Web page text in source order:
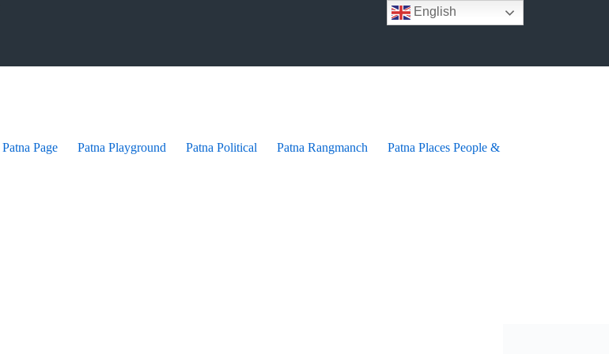
Patna Page Patna Playground Patna Political Patna Rangmanch Patna Places People & festives
English